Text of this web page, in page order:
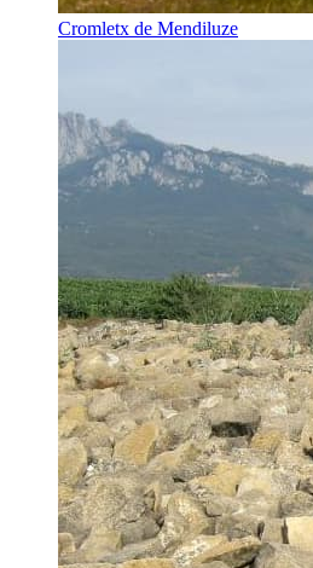
Cromletx de Mendiluze